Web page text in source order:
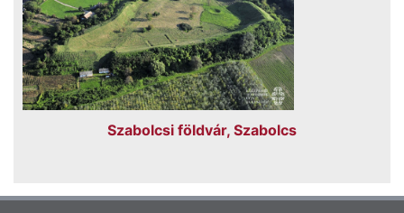
Szabolcsi földvár, Szabolcs